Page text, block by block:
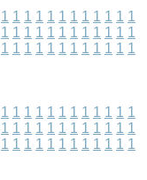
1 1 1 1 1 1 1 1 1 1 1 1
1 1 1 1 1 1 1 1 1 1 1 1
1 1 1 1 1 1 1 1 1 1 1 1
1 1 1 1 1 1 1 1 1 1 1 1
1 1 1 1 1 1 1 1 1 1 1 1
1 1 1 1 1 1 1 1 1 1 1 1